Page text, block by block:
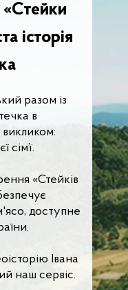
разом із
в
викликом:
сім’ї.
«Стейків
доступне
Івана
наш сервіс.
«Стейки
історія